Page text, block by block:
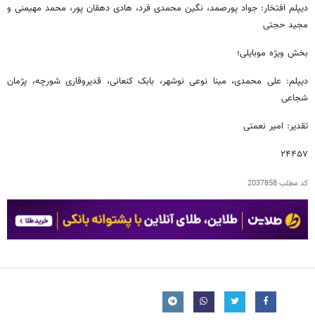
دیپلم افتخار: جواد پورصمد، نگین محمدی فرد، هادی دهقان پور، محمد مهیمنی و
مجید حجتی
بخش ویژه موبایلی؛
دیپلم: علی محمدی، مینا نوعی نوشهر، بابک کنعانی، قدیروقاری شورچه، پژمان
شجاعی
تقدیر: امیر نعمتی
۲۴۴۵۷
کد مطلب2037858